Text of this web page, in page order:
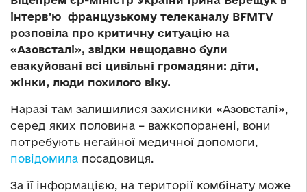
інтерв’ю французькому телеканалу BFMTV
розповіла про критичну ситуацію на
«Азовсталі», звідки нещодавно були
евакуйовані всі цивільні громадяни: діти,
жінки, люди похилого віку.
Наразі там залишилися захисники «Азовсталі»,
серед яких половина – важкопоранені, вони
потребують негайної медичної допомоги,
повідомила посадовиця.
За її інформацією, на території комбінату може